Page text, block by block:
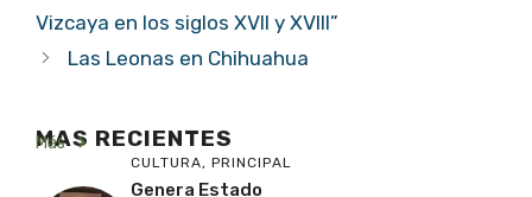
Vizcaya en los siglos XVII y XVIII”
Las Leonas en Chihuahua
MAS RECIENTES
Más
CULTURA, PRINCIPAL
Genera Estado